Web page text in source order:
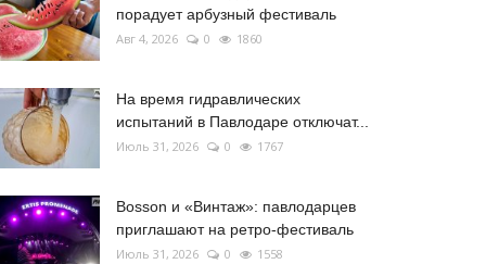
порадует арбузный фестиваль
Авг 4, 2026 0 1860
На время гидравлических
испытаний в Павлодаре отключат...
Июль 31, 2026 0 1767
Bosson и «Винтаж»: павлодарцев
приглашают на ретро-фестиваль
Июль 31, 2026 0 1558